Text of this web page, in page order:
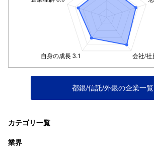
都銀/信託/外銀の企業一覧
カテゴリ一覧
業界